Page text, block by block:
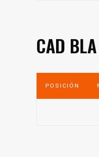
CAD
POSICIÓN